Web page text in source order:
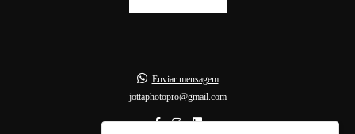
Enviar mensagem
jottaphotopro@gmail.com